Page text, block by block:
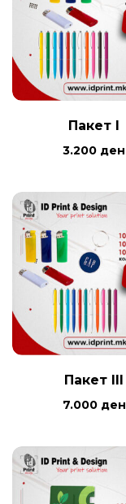
Пакет I
3.200 ден
Пакет III
7.000 ден